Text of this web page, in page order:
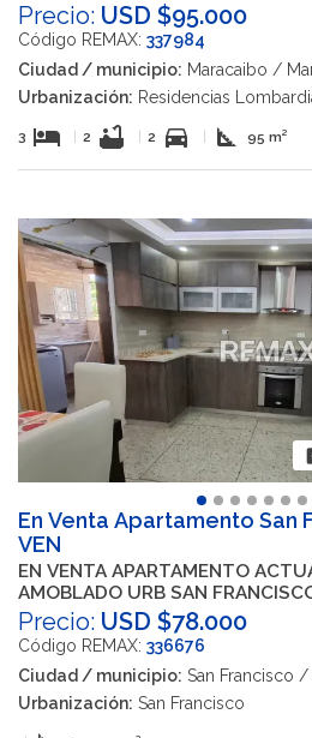
Precio: USD $95.000
Código REMAX: 337984
Ciudad / municipio: Maracaibo /
Urbanización: Residencias
3 hotel 2 bathtub 2 directions_car square_foot 95 m²
En Venta Apartamento San
VEN
EN VENTA APARTAMENTO
AMOBLADO URB SAN
Precio: USD $78.000
Código REMAX: 336676
Ciudad / municipio: San Francisco /
Urbanización: San Francisco